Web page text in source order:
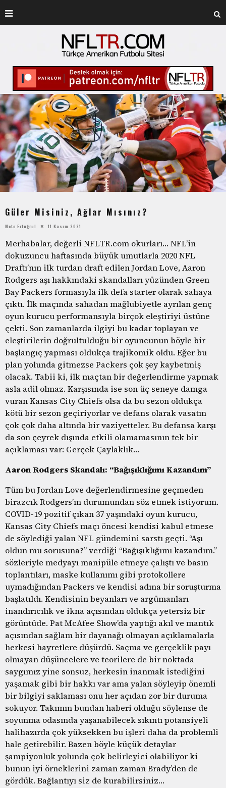
Güler Misiniz, Ağlar Mısınız?
Mete Ertuğrul 11 Kasım 2021
Merhabalar, değerli NFLTR.com okurları… NFL’in
dokuzuncu haftasında büyük umutlarla 2020 NFL
Draftı’nın ilk turdan draft edilen Jordan Love, Aaron
Rodgers aşı hakkındaki skandalları yüzünden Green
Bay Packers formasıyla ilk defa starter olarak sahaya
çıktı. İlk maçında sahadan mağlubiyetle ayrılan genç
oyun kurucu performansıyla birçok eleştiriyi üstüne
çekti. Son zamanlarda ilgiyi bu kadar toplayan ve
eleştirilerin doğrultulduğu bir oyuncunun böyle bir
başlangıç yapması oldukça trajikomik oldu. Eğer bu
plan yolunda gitmezse Packers çok şey kaybetmiş
olacak. Tabii ki, ilk maçtan bir değerlendirme yapmak
asla adil olmaz. Karşısında ise son üç seneye damga
vuran Kansas City Chiefs olsa da bu sezon oldukça
kötü bir sezon geçiriyorlar ve defans olarak vasatın
çok çok daha altında bir vaziyetteler. Bu defansa karşı
da son çeyrek dışında etkili olamamasının tek bir
açıklaması var: Gerçek Çaylaklık…
Aaron Rodgers Skandalı: “Bağışıklığımı Kazandım”
Tüm bu Jordan Love değerlendirmesine geçmeden
birazcık Rodgers’ın durumundan söz etmek istiyorum.
COVID-19 pozitif çıkan 37 yaşındaki oyun kurucu,
Kansas City Chiefs maçı öncesi kendisi kabul etmese
de söylediği yalan NFL gündemini sarstı geçti. “Aşı
oldun mu sorusuna?” verdiği “Bağışıklığımı kazandım.”
sözleriyle medyayı manipüle etmeye çalıştı ve basın
toplantıları, maske kullanımı gibi protokollere
uymadığından Packers ve kendisi adına bir soruşturma
başlatıldı. Kendisinin beyanları ve argümanları
inandırıcılık ve ikna açısından oldukça yetersiz bir
görüntüde. Pat McAfee Show’da yaptığı akıl ve mantık
açısından sağlam bir dayanağı olmayan açıklamalarla
herkesi hayretlere düşürdü. Saçma ve gerçeklik payı
olmayan düşüncelere ve teorilere de bir noktada
saygımız yine sonsuz, herkesin inanmak istediğini
yaşamak gibi bir hakkı var ama yalan söyleyip önemli
bir bilgiyi saklaması onu her açıdan zor bir duruma
sokuyor. Takımın bundan haberi olduğu söylense de
soyunma odasında yaşanabilecek sıkıntı potansiyeli
halihazırda çok yüksekken bu işleri daha da problemli
hale getirebilir. Bazen böyle küçük detaylar
şampiyonluk yolunda çok belirleyici olabiliyor ki
bunun iyi örneklerini zaman zaman Brady’den de
gördük. Bağlantıyı siz de kurabilirsiniz…